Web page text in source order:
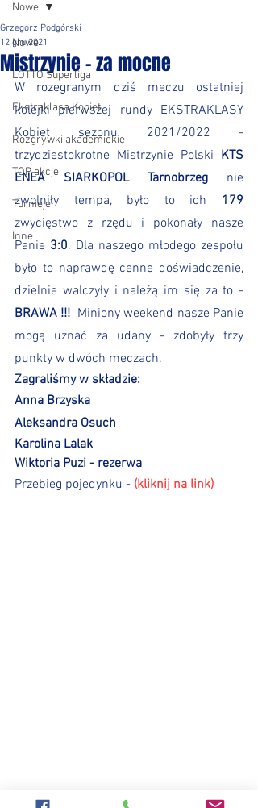
Nowe
LOTTO Superliga
Ekstraklasa Kobiet
Rozgrywki akademickie
TOP akcje
Turnieje
Inne
Nowe
Mistrzynie - za mocne
Grzegorz Podgórski
12 gru 2021
W rozegranym dziś meczu ostatniej
kolejki pierwszej rundy EKSTRAKLASY
Kobiet sezonu 2021/2022 -
trzydziestokrotne Mistrzynie Polski KTS
ENEA SIARKOPOL Tarnobrzeg nie
zwolniły tempa, było to ich 179
zwycięstwo z rzędu i pokonały nasze
Panie 3:0. Dla naszego młodego zespołu
było to naprawdę cenne doświadczenie,
BRAWA !!!
  Miniony weekend nasze Panie
mogą uznać za udany - zdobyły trzy
punkty w dwóch meczach.
Zagraliśmy w składzie:
Anna Brzyska
Aleksandra Osuch
Karolina Lalak
Wiktoria Puzi - rezerwa
Przebieg pojedynku - (kliknij na link)